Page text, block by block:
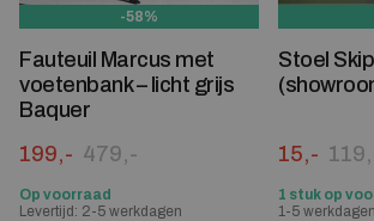
-58%
Fauteuil Marcus met
voetenbank – licht grijs
Baquer
479,-
Oorspronkelijke prijs was: 479,-.
199,-
Huidige prijs is: 199,-.
Op voorraad
Levertijd: 2-5 werkdagen
Stoel
15,-
Huidige
1 stuk op
1-5 werkdagen